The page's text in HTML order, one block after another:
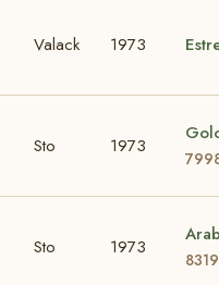
Valack 1973
Sto 1973
Sto 1973
8319